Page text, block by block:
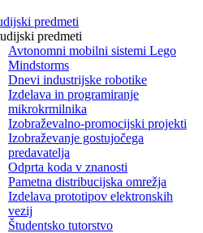
predmeti
predmeti
Avtonomni mobilni sistemi Lego
Mindstorms
Dnevi industrijske robotike
Izdelava in programiranje
mikrokrmilnika
Izobraževalno-promocijski projekti
Izobraževanje gostujočega
predavatelja
Odprta koda v znanosti
Pametna distribucijska omrežja
Izdelava prototipov elektronskih
vezij
Študentsko tutorstvo